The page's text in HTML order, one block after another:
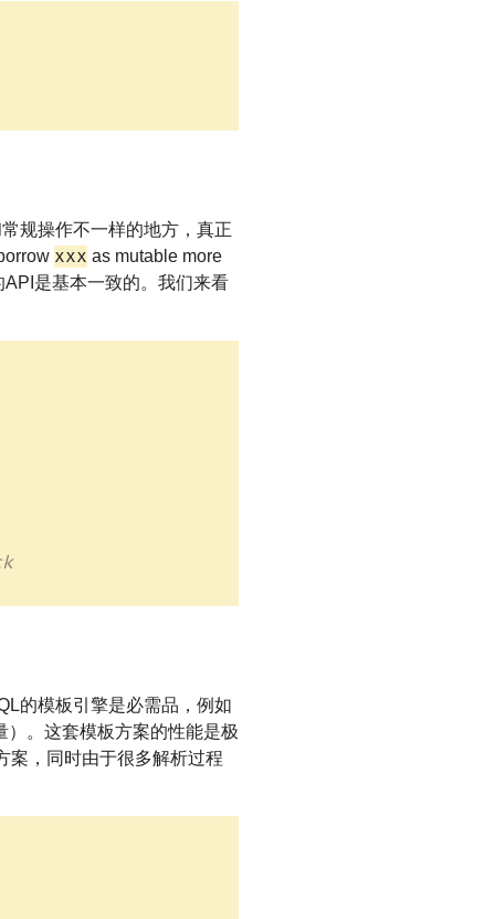
规操作不一样的地方，真正
xxx as mutable more
是基本一致的。我们来看
的模板引擎是必需品，例如
。这套模板方案的性能是极
案，同时由于很多解析过程